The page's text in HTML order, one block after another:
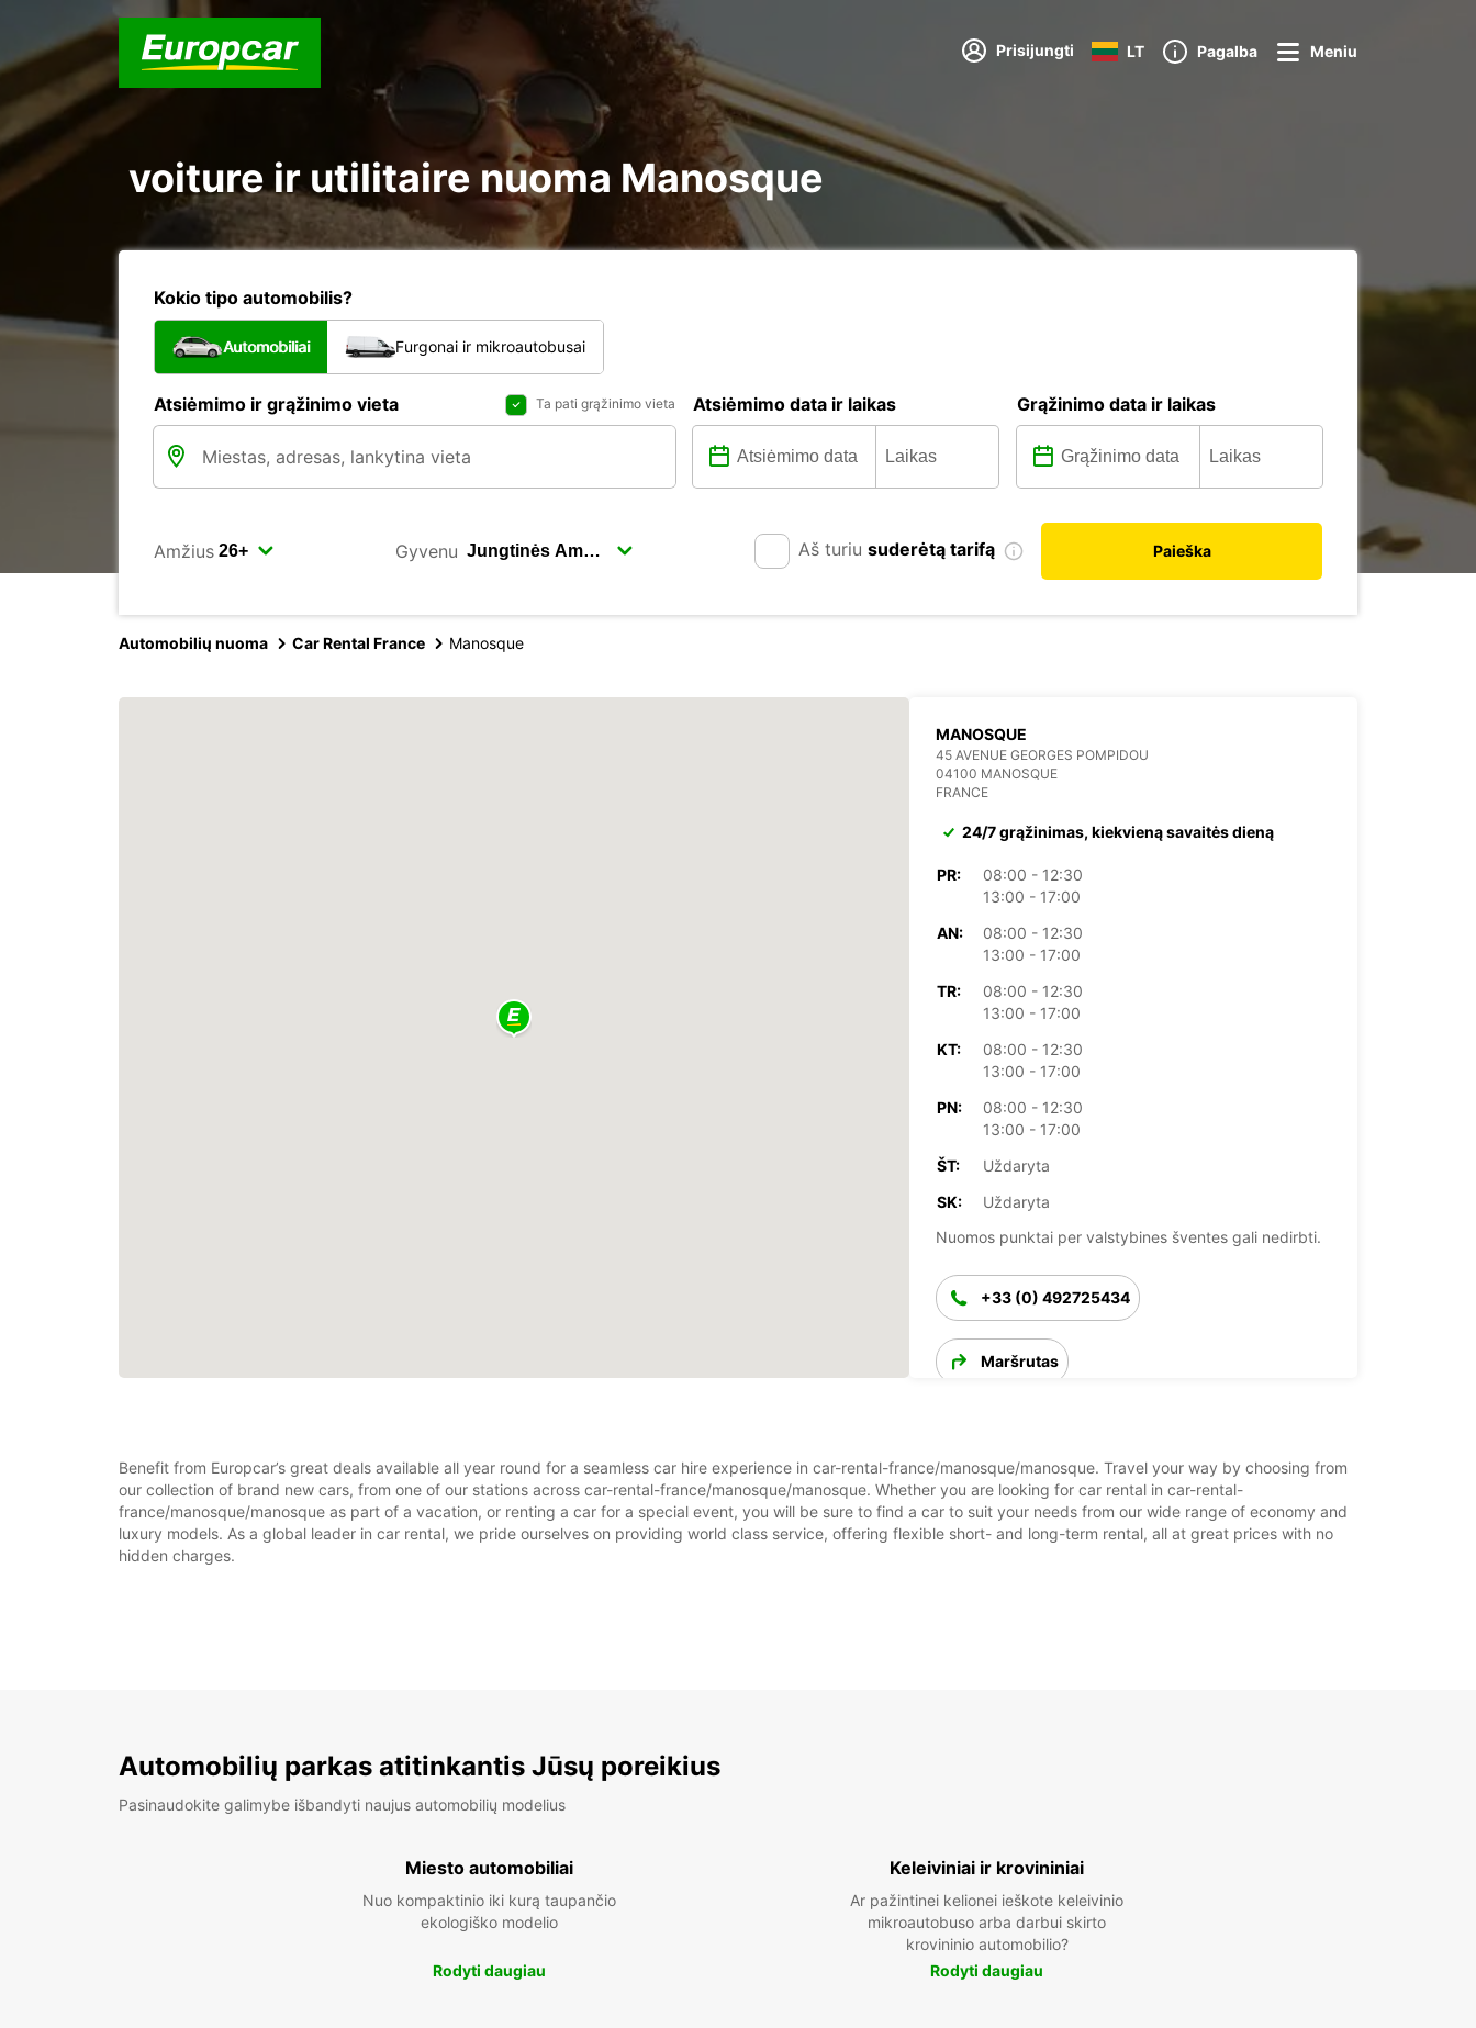
Prisijungti LT Pagalba Meniu
voiture ir utilitaire nuoma Manosque
Kokio tipo automobilis?
Automobiliai Furgonai ir mikroautobusai
Atsiėmimo ir grąžinimo vieta Ta pati grąžinimo vieta Atsiėmimo data ir laikas Grąžinimo data ir laikas
Amžius Gyvenu Aš turiu suderėtą tarifą Paieška
Automobilių nuoma Car Rental France Manosque
MANOSQUE
45 AVENUE GEORGES POMPIDOU
04100 MANOSQUE
FRANCE
24/7 grąžinimas, kiekvieną savaitės dieną
PR:
08:00 - 12:30
13:00 - 17:00
AN:
08:00 - 12:30
13:00 - 17:00
TR:
08:00 - 12:30
13:00 - 17:00
KT:
08:00 - 12:30
13:00 - 17:00
PN:
08:00 - 12:30
13:00 - 17:00
ŠT:
Uždaryta
SK:
Uždaryta
Nuomos punktai per valstybines šventes gali nedirbti.
+33 (0) 492725434
Maršrutas
Benefit from Europcar’s great deals available all year round for a seamless car hire experience in car-rental-france/manosque/manosque. Travel your way by choosing from
our collection of brand new cars, from one of our stations across car-rental-france/manosque/manosque. Whether you are looking for car rental in car-rental-
france/manosque/manosque as part of a vacation, or renting a car for a special event, you will be sure to find a car to suit your needs from our wide range of economy and
luxury models. As a global leader in car rental, we pride ourselves on providing world class service, offering flexible short- and long-term rental, all at great prices with no
hidden charges.
Automobilių parkas atitinkantis Jūsų poreikius
Pasinaudokite galimybe išbandyti naujus automobilių modelius
Miesto automobiliai
Nuo kompaktinio iki kurą taupančio
ekologiško modelio
Rodyti daugiau
Keleiviniai ir krovininiai
Ar pažintinei kelionei ieškote keleivinio
mikroautobuso arba darbui skirto
krovininio automobilio?
Rodyti daugiau